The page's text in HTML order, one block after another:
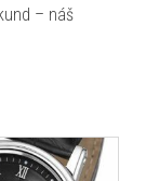
– náš